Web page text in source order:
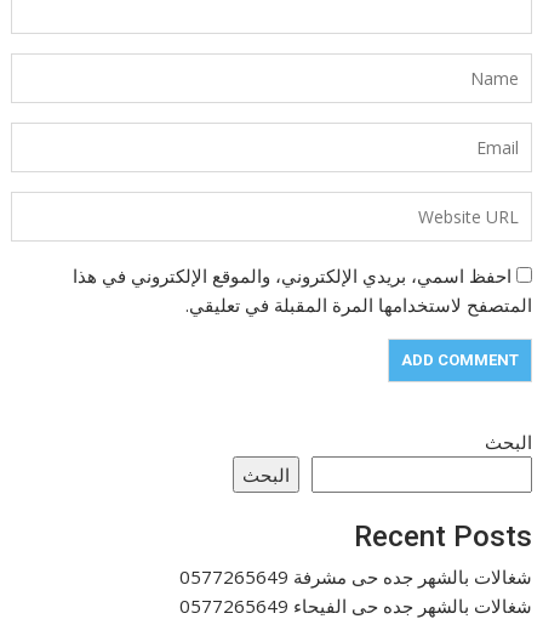
احفظ اسمي، بريدي الإلكتروني، والموقع الإلكتروني في هذا
المتصفح لاستخدامها المرة المقبلة في تعليقي.
البحث
البحث
Recent Posts
شغالات بالشهر جده حى مشرفة 0577265649
شغالات بالشهر جده حى الفيحاء 0577265649